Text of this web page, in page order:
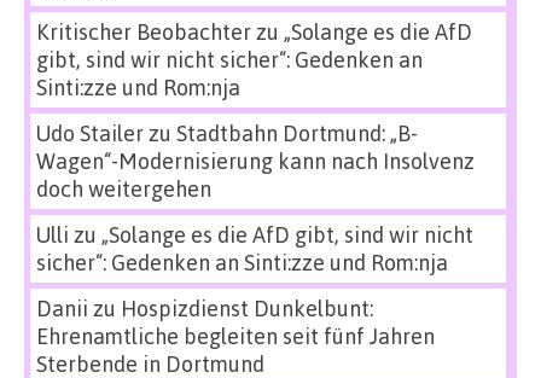
Kritischer Beobachterzu „Solange es die AfD
gibt, sind wir nicht sicher“: Gedenken an
Sinti:zze und Rom:nja
Udo Stailerzu Stadtbahn Dortmund: „B-
Wagen“-Modernisierung kann nach Insolvenz
doch weitergehen
Ulli zu „Solange es die AfD gibt, sind wir nicht
sicher“: Gedenken an Sinti:zze und Rom:nja
Danii zu Hospizdienst Dunkelbunt:
Ehrenamtliche begleiten seit fünf Jahren
Sterbende in Dortmund